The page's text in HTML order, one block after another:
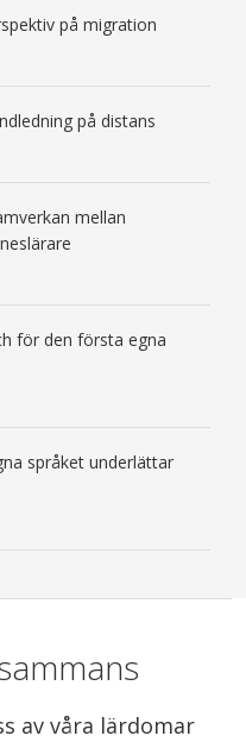
på migration
på distans
mellan
för den första egna
språket underlättar
av våra lärdomar